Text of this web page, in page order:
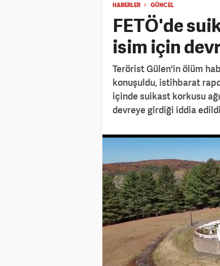
HABERLER GÜNCEL
FETÖ'de
isim için
Terörist Gülen'in ölüm
konuşuldu, istihbarat
içinde suikast korkusu
devreye girdiği iddia